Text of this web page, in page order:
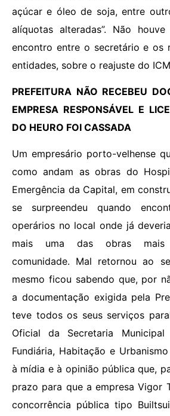
açúcar e óleo de soja, entre
alíquotas alteradas”. Não
encontro entre o secretário e os
entidades, sobre o reajuste do
PREFEITURA NÃO RECEBEU
EMPRESA RESPONSÁVEL E
DO HEURO FOI CASSADA
Um empresário porto-velhense
como andam as obras do
Emergência da Capital, em
se surpreendeu quando
operários no local onde já
mais uma das obras mais
comunidade. Mal retornou ao
mesmo ficou sabendo que, por
a documentação exigida pela
teve todos os seus serviços
Oficial da Secretaria Municipal
Fundiária, Habitação e
à mídia e à opinião pública que,
prazo para que a empresa Vigor
concorrência pública tipo